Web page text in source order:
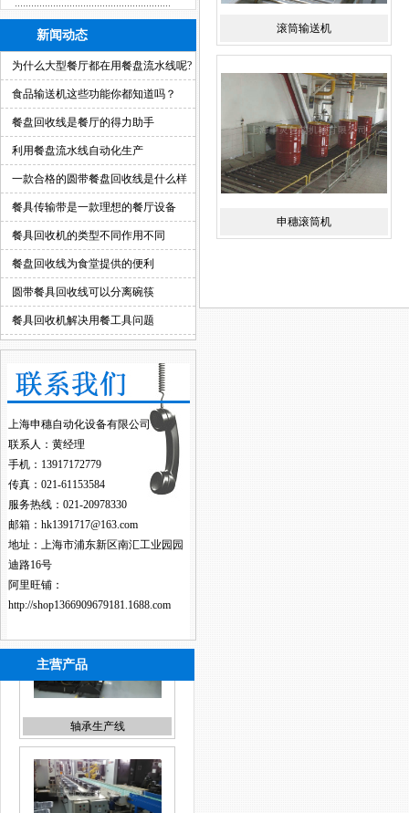
新闻动态
为什么大型餐厅都在用餐盘流水线呢?
食品输送机这些功能你都知道吗？
餐盘回收线是餐厅的得力助手
利用餐盘流水线自动化生产
一款合格的圆带餐盘回收线是什么样
的？
餐具传输带是一款理想的餐厅设备
餐具回收机的类型不同作用不同
餐盘回收线为食堂提供的便利
圆带餐具回收线可以分离碗筷
餐具回收机解决用餐工具问题
上海申穗自动化设备有限公司
联系人：黄经理
手机：13917172779
传真：021-61153584
服务热线：021-20978330
邮箱：hk1391717@163.com
地址：上海市浦东新区南汇工业园园
迪路16号
阿里旺铺：
http://shop1366909679181.1688.com
主营产品
机床上下料生产线
滚筒输送机
申穗滚筒机